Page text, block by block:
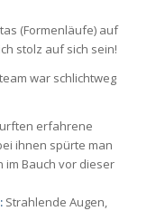
(Formenläufe) auf
stolz auf sich sein!
war schlichtweg
erfahrene
ihnen spürte man
im Bauch vor dieser
Strahlende Augen,